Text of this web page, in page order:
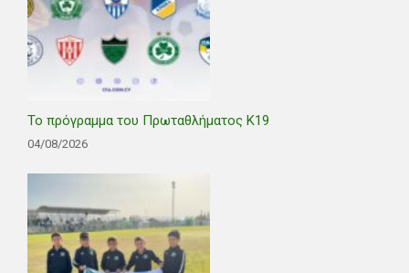
Το πρόγραμμα του Πρωταθλήματος Κ19
04/08/2026